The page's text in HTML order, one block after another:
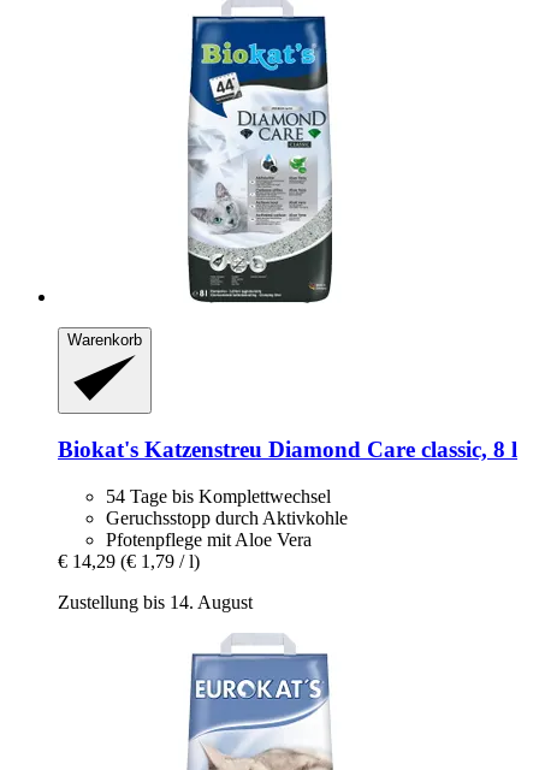
Warenkorb
Biokat's Katzenstreu Diamond Care classic, 8 l
54 Tage bis Komplettwechsel
Geruchsstopp durch Aktivkohle
Pfotenpflege mit Aloe Vera
€ 14,29 (€ 1,79 / l)
Zustellung bis 14. August